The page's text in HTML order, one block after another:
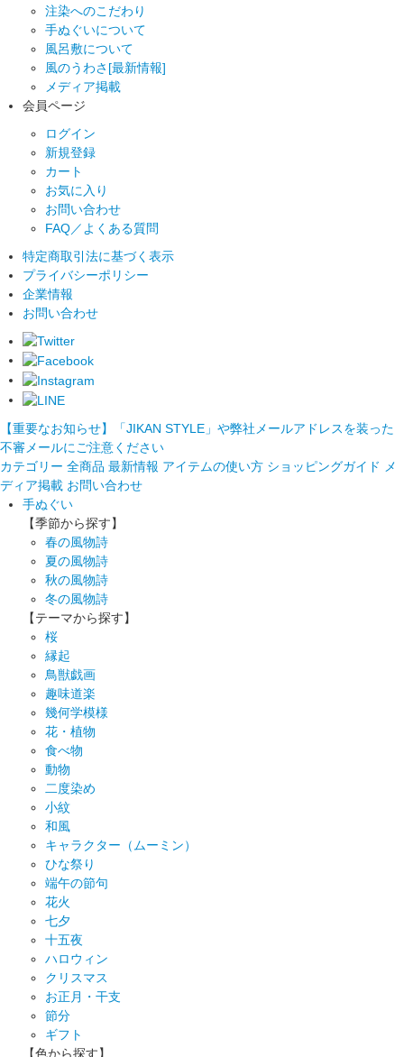
注染へのこだわり
手ぬぐいについて
風呂敷について
風のうわさ[最新情報]
メディア掲載
会員ページ
ログイン
新規登録
カート
お気に入り
お問い合わせ
FAQ／よくある質問
特定商取引法に基づく表示
プライバシーポリシー
企業情報
お問い合わせ
【重要なお知らせ】「JIKAN STYLE」や弊社メールアドレスを装った
不審メールにご注意ください
カテゴリー 全商品 最新情報 アイテムの使い方 ショッピングガイド
メ
ディア掲載 お問い合わせ
手ぬぐい
【季節から探す】
春の風物詩
夏の風物詩
秋の風物詩
冬の風物詩
【テーマから探す】
桜
縁起
鳥獣戯画
趣味道楽
幾何学模様
花・植物
食べ物
動物
二度染め
小紋
和風
キャラクター（ムーミン）
ひな祭り
端午の節句
花火
七夕
十五夜
ハロウィン
クリスマス
お正月・干支
節分
ギフト
【色から探す】